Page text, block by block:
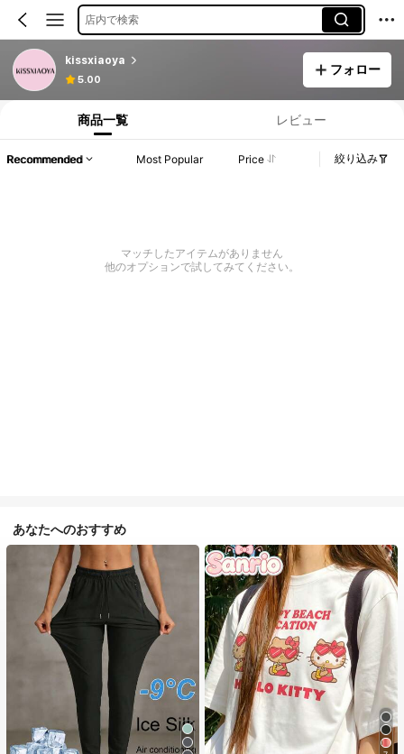
店内で検索
kissxiaoya
5.00
フォロー
商品一覧 レビュー
Recommended Most Popular Price 絞り込み
マッチしたアイテムがありません
他のオプションで試してみてください。
あなたへのおすすめ